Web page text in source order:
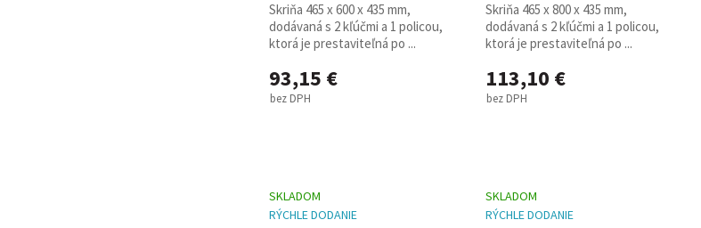
Skriňa 465 x 600 x 435 mm,
dodávaná s 2 kľúčmi a 1 policou,
ktorá je prestaviteľná po ...
93,15 €
bez DPH
Skriňa 465 x 800 x 435 mm,
dodávaná s 2 kľúčmi a 1 policou,
ktorá je prestaviteľná po ...
113,10 €
bez DPH
SKLADOM
RÝCHLE DODANIE
SKLADOM
RÝCHLE DODANIE